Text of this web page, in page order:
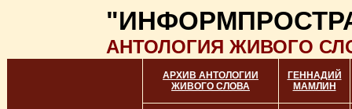
АНТОЛОГИЯ ЖИВОГО
АРХИВ АНТОЛОГИИ
ЖИВОГО СЛОВА
ГЕННАДИЙ
МАМЛИН